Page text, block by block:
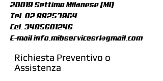
20019 Settimo Milanese (MI)
Tel. 02 99257964
Cel. 3485601246
E-mailinfo.mibservicesrl@gmail.com
Richiesta Preventivo o
Assistenza